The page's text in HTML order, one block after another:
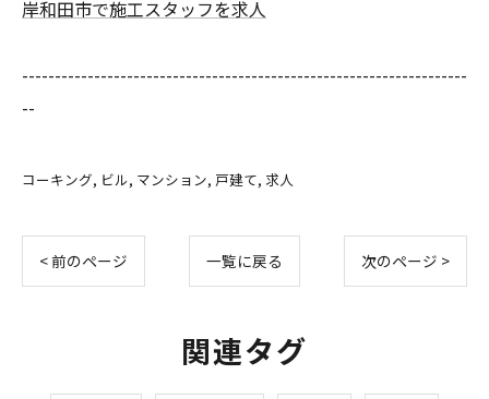
岸和田市で施工スタッフを求人
--------------------------------------------------------------------
--
コーキング ビル マンション 戸建て 求人
< 前のページ 一覧に戻る 次のページ >
関連タグ